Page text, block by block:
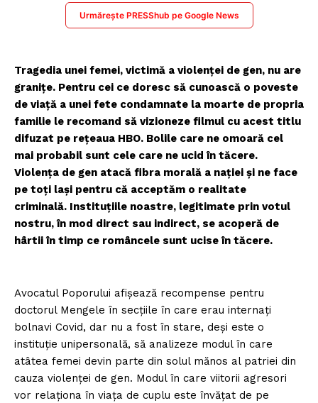
Urmărește PRESShub pe Google News
Tragedia unei femei, victimă a violenței de gen, nu are
granițe. Pentru cei ce doresc să cunoască o poveste
de viață a unei fete condamnate la moarte de propria
familie le recomand să vizioneze filmul cu acest titlu
difuzat pe rețeaua HBO. Bolile care ne omoară cel
mai probabil sunt cele care ne ucid în tăcere.
Violența de gen atacă fibra morală a nației și ne face
pe toți lași pentru că acceptăm o realitate
criminală. Instituțiile noastre, legitimate prin votul
nostru, în mod direct sau indirect, se acoperă de
hârtii în timp ce româncele sunt ucise în tăcere.
Avocatul Poporului afișează recompense pentru
doctorul Mengele în secțiile în care erau internați
bolnavi Covid, dar nu a fost în stare, deși este o
instituție unipersonală, să analizeze modul în care
atâtea femei devin parte din solul mănos al patriei din
cauza violenței de gen. Modul în care viitorii agresori
vor relaționa în viața de cuplu este învățat de pe